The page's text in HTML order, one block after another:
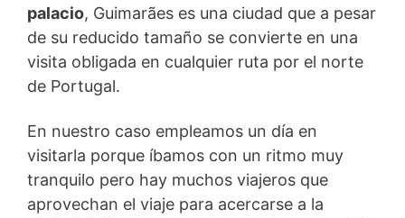
palacio, Guimarães es una ciudad que a pesar
de su reducido tamaño se convierte en una
visita obligada en cualquier ruta por el norte
de Portugal.
En nuestro caso empleamos un día en
visitarla porque íbamos con un ritmo muy
tranquilo pero hay muchos viajeros que
aprovechan el viaje para acercarse a la